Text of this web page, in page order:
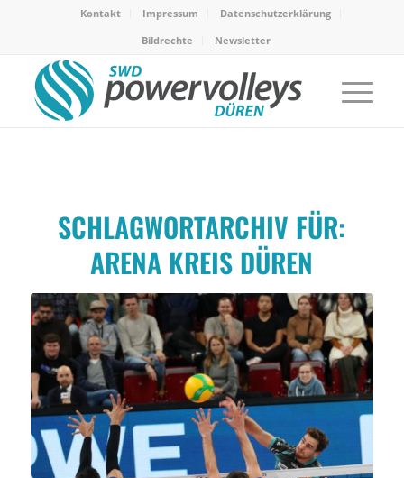
Kontakt Impressum
Datenschutzerklärung
Bildrechte
Newsletter
SCHLAGWORTARCHIV FÜR:
ARENA KREIS DÜREN